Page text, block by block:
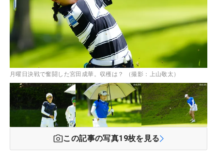
月曜日決戦で奮闘した宮田成華。収穫は？ （撮影：上山敬太）
この記事の写真19枚を見る